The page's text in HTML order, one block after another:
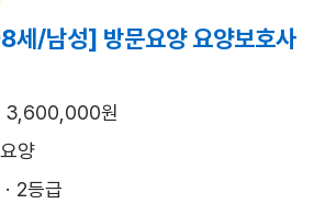
/남성] 방문요양 요양보호사
3,600,000원
양
2등급